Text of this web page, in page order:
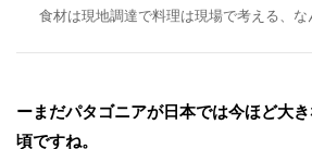
食材は現地調達で料理は現場で考える、
ーまだパタゴニアが日本では今ほど大
頃ですね。